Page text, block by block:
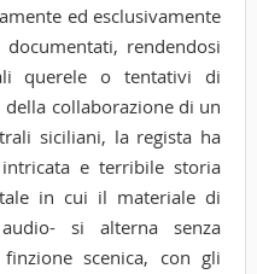
ed esclusivamente
rendendosi
querele o tentativi di
collaborazione di un
siciliani, la regista ha
e terribile storia
in cui il materiale di
si alterna senza
scenica, con gli